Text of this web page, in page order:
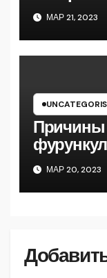
и путь к
МАР 21, 2023
Причины
МАР 20, 2023